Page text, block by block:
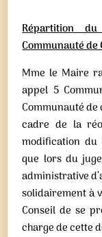
Répartition
Communauté
Mme le Maire
appel 5
Communauté de
cadre de la
modification du
que lors du
administrative
solidairement à
Conseil de se
charge de cette